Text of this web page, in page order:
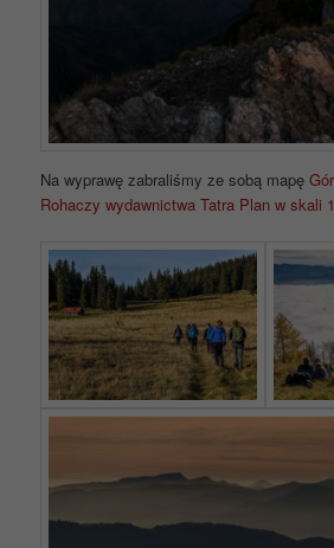
Na wyprawę zabraliśmy ze sobą mapę
Rohaczy wydawnictwa Tatra Plan w skali